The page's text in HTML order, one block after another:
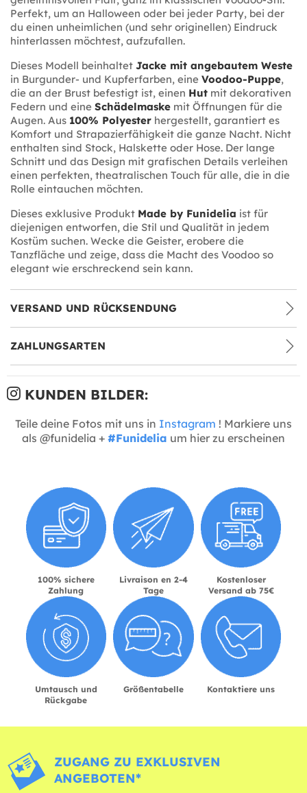
Perfekt, um an Halloween oder bei jeder Party, bei der
du einen unheimlichen (und sehr originellen) Eindruck
hinterlassen möchtest, aufzufallen.
Dieses Modell beinhaltet Jacke mit angebautem Weste
in Burgunder- und Kupferfarben, eine Voodoo-Puppe,
die an der Brust befestigt ist, einen Hut mit dekorativen
Federn und eine Schädelmaske mit Öffnungen für die
Augen. Aus 100% Polyester hergestellt, garantiert es
Komfort und Strapazierfähigkeit die ganze Nacht. Nicht
enthalten sind Stock, Halskette oder Hose. Der lange
Schnitt und das Design mit grafischen Details verleihen
einen perfekten, theatralischen Touch für alle, die in die
Rolle eintauchen möchten.
Dieses exklusive Produkt Made by Funidelia ist für
diejenigen entworfen, die Stil und Qualität in jedem
Kostüm suchen. Wecke die Geister, erobere die
Tanzfläche und zeige, dass die Macht des Voodoo so
elegant wie erschreckend sein kann.
VERSAND UND RÜCKSENDUNG
ZAHLUNGSARTEN
KUNDEN BILDER:
Teile deine Fotos mit uns in Instagram ! Markiere uns
als @funidelia + #Funidelia um hier zu erscheinen
100% sichere
Zahlung
Livraison en 2-4
Tage
Kostenloser
Versand ab 75€
Umtausch und
Rückgabe
Größentabelle Kontaktiere uns
ZUGANG ZU EXKLUSIVEN
ANGEBOTEN*